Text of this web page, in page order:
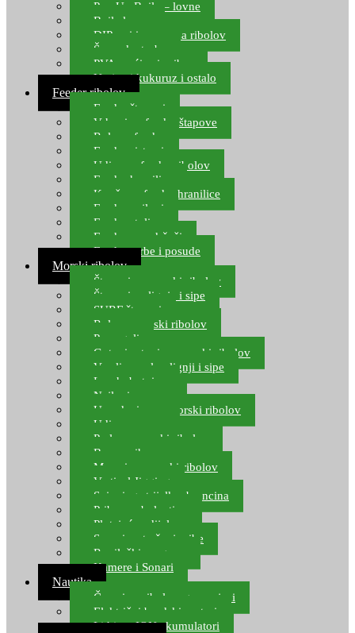
Pop Up Boile – lovne
Boile lovne
DIP-ovi i arome za ribolov
Šaranske torbe
PVA vrećice i pribor
Umjetni kukuruz i ostalo
Feeder ribolov
Feeder štapovi
Vrhovi za feeder štapove
Role za feeder
Feeder sistemi
Udice za feeder ribolov
Feeder hranilice
Kopče za feeder hranilice
Feeder najloni
Feeder stolice
Feeder arm držači
Feeder torbe i posude
Morski ribolov
Štapovi za morski ribolov
Štapovi za lignje i sipe
SURF štapovi
Role za morski ribolov
Parangali
Gotovi setovi za morski ribolov
Varalice za lov lignji i sipe
Lov hobotnice
Najloni za more
Upredenice za morski ribolov
Udice za more
Perle za morski ribolov
Brum prihrana za more
Mamci za morski ribolov
Vertical Jigging
Spinning strijelke, brancina
Pribor za bolentino
Plutajuća odijela
Sonari za traženje ribe
Ronilački program
Kamere i Sonari
Nautika
Čamci za ribolov, gumenjaci
Električni brodski motori
Lithium ION akumulatori